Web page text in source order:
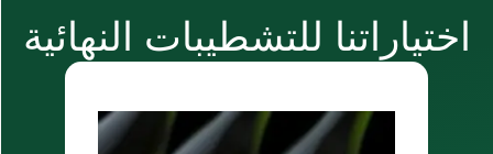
للتشطيبات النهائية